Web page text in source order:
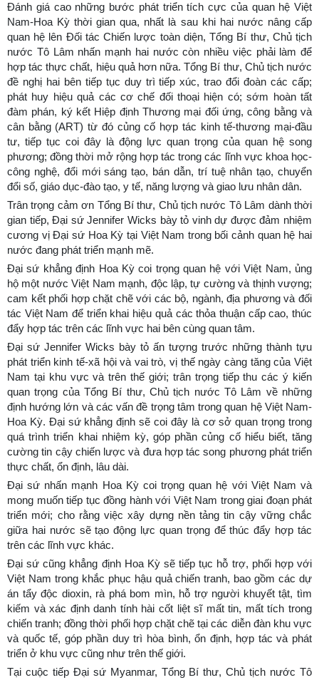
Đánh giá cao những bước phát triển tích cực của quan hệ Việt
Nam-Hoa Kỳ thời gian qua, nhất là sau khi hai nước nâng cấp
quan hệ lên Đối tác Chiến lược toàn diện, Tổng Bí thư, Chủ tịch
nước Tô Lâm nhấn mạnh hai nước còn nhiều việc phải làm để
hợp tác thực chất, hiệu quả hơn nữa. Tổng Bí thư, Chủ tịch nước
đề nghị hai bên tiếp tục duy trì tiếp xúc, trao đổi đoàn các cấp;
phát huy hiệu quả các cơ chế đối thoại hiện có; sớm hoàn tất
đàm phán, ký kết Hiệp định Thương mại đối ứng, công bằng và
cân bằng (ART) từ đó củng cố hợp tác kinh tế-thương mại-đầu
tư, tiếp tục coi đây là động lực quan trọng của quan hệ song
phương; đồng thời mở rộng hợp tác trong các lĩnh vực khoa học-
công nghệ, đổi mới sáng tạo, bán dẫn, trí tuệ nhân tạo, chuyển
đổi số, giáo dục-đào tạo, y tế, năng lượng và giao lưu nhân dân.
Trân trọng cảm ơn Tổng Bí thư, Chủ tịch nước Tô Lâm dành thời
gian tiếp, Đại sứ Jennifer Wicks bày tỏ vinh dự được đảm nhiệm
cương vị Đại sứ Hoa Kỳ tại Việt Nam trong bối cảnh quan hệ hai
nước đang phát triển mạnh mẽ.
Đại sứ khẳng định Hoa Kỳ coi trọng quan hệ với Việt Nam, ủng
hộ một nước Việt Nam mạnh, độc lập, tự cường và thịnh vượng;
cam kết phối hợp chặt chẽ với các bộ, ngành, địa phương và đối
tác Việt Nam để triển khai hiệu quả các thỏa thuận cấp cao, thúc
đẩy hợp tác trên các lĩnh vực hai bên cùng quan tâm.
Đại sứ Jennifer Wicks bày tỏ ấn tượng trước những thành tựu
phát triển kinh tế-xã hội và vai trò, vị thế ngày càng tăng của Việt
Nam tại khu vực và trên thế giới; trân trọng tiếp thu các ý kiến
quan trọng của Tổng Bí thư, Chủ tịch nước Tô Lâm về những
định hướng lớn và các vấn đề trọng tâm trong quan hệ Việt Nam-
Hoa Kỳ. Đại sứ khẳng định sẽ coi đây là cơ sở quan trọng trong
quá trình triển khai nhiệm kỳ, góp phần củng cố hiểu biết, tăng
cường tin cậy chiến lược và đưa hợp tác song phương phát triển
thực chất, ổn định, lâu dài.
Đại sứ nhấn mạnh Hoa Kỳ coi trọng quan hệ với Việt Nam và
mong muốn tiếp tục đồng hành với Việt Nam trong giai đoạn phát
triển mới; cho rằng việc xây dựng nền tảng tin cậy vững chắc
giữa hai nước sẽ tạo động lực quan trọng để thúc đẩy hợp tác
trên các lĩnh vực khác.
Đại sứ cũng khẳng định Hoa Kỳ sẽ tiếp tục hỗ trợ, phối hợp với
Việt Nam trong khắc phục hậu quả chiến tranh, bao gồm các dự
án tẩy độc dioxin, rà phá bom mìn, hỗ trợ người khuyết tật, tìm
kiếm và xác định danh tính hài cốt liệt sĩ mất tin, mất tích trong
chiến tranh; đồng thời phối hợp chặt chẽ tại các diễn đàn khu vực
và quốc tế, góp phần duy trì hòa bình, ổn định, hợp tác và phát
triển ở khu vực cũng như trên thế giới.
Tại cuộc tiếp Đại sứ Myanmar, Tổng Bí thư, Chủ tịch nước Tô